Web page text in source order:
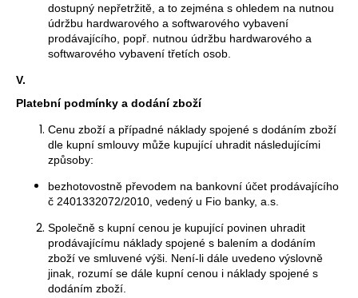
dostupný nepřetržitě, a to zejména s ohledem na nutnou
údržbu hardwarového a softwarového vybavení
prodávajícího, popř. nutnou údržbu hardwarového a
softwarového vybavení třetích osob.
V.
Platební podmínky a dodání zboží
Cenu zboží a případné náklady spojené s dodáním zboží
dle kupní smlouvy může kupující uhradit následujícími
způsoby:
bezhotovostně převodem na bankovní účet prodávajícího
č 2401332072/2010, vedený u Fio banky, a.s.
Společně s kupní cenou je kupující povinen uhradit
prodávajícímu náklady spojené s balením a dodáním
zboží ve smluvené výši. Není-li dále uvedeno výslovně
jinak, rozumí se dále kupní cenou i náklady spojené s
dodáním zboží.